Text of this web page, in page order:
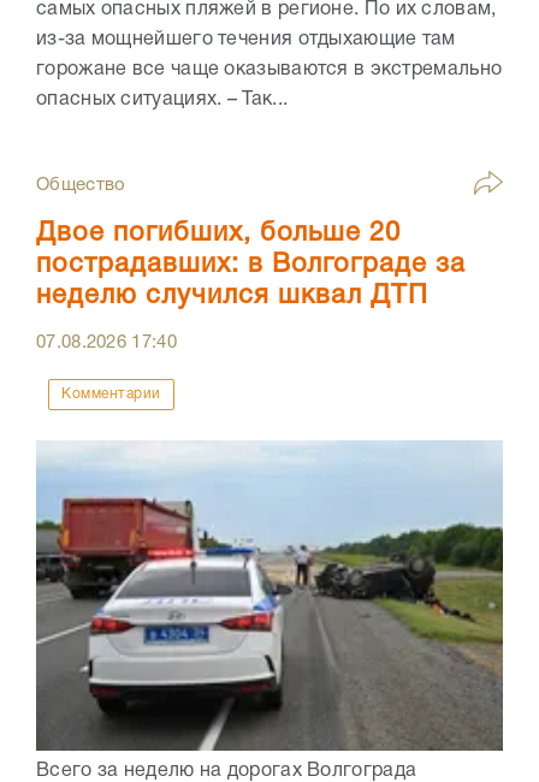
самых опасных пляжей в регионе. По их словам,
из-за мощнейшего течения отдыхающие там
горожане все чаще оказываются в экстремально
опасных ситуациях. – Так...
Общество
Двое погибших, больше 20
пострадавших: в Волгограде за
неделю случился шквал ДТП
07.08.2026 17:40
Комментарии
Всего за неделю на дорогах Волгограда